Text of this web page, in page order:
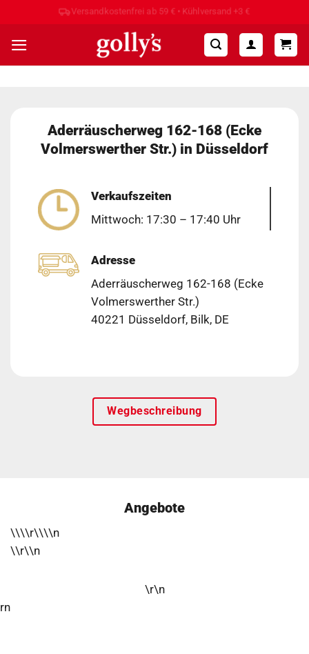
springen
Hohe Kundenzufriedenheit ⭐⭐⭐⭐⭐
Aderräuscherweg 162-168 (Ecke
Volmerswerther Str.) in Düsseldorf
Verkaufszeiten
Mittwoch: 17:30 – 17:40 Uhr
Adresse
Aderräuscherweg 162-168 (Ecke
Volmerswerther Str.)
40221 Düsseldorf, Bilk, DE
Wegbeschreibung
Angebote
\\\\r\\\\n
\\r\\n
\r\n
rn